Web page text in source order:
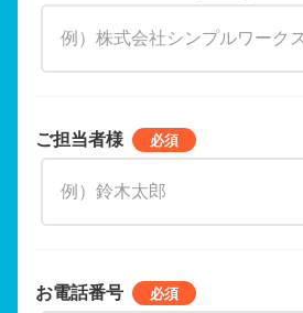
ご担当者様
お電話番号